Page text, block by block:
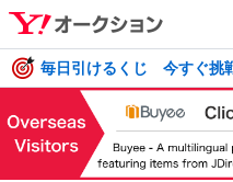
毎日引けるくじ 今すぐ挑